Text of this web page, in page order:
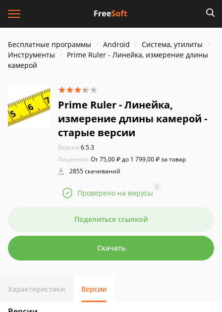
Бесплатные программы Android
Система, утилиты
Инструменты
Prime Ruler - Линейка, измерение длины
камерой
Prime Ruler - Линейка,
измерение длины камерой -
старые версии
Версия:6.5.3
Лицензия: От 75,00 ₽ до 1 799,00 ₽ за товар
2855 скачиваний
Проверено на вирусы
?
Поделиться ссылкой
Скачать
Характеристики Версии